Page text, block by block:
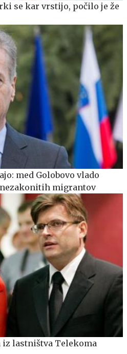
se kar vrstijo, počilo je že
med Golobovo vlado
migrantov
iz lastništva Telekoma